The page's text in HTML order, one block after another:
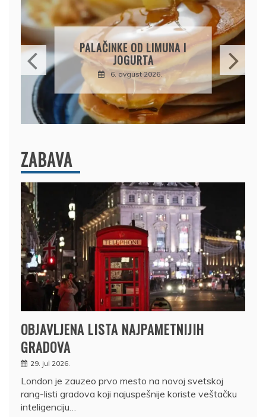
PALAČINKE OD LIMUNA I
JOGURTA
6. avgust 2026.
ZABAVA
OBJAVLJENA LISTA NAJPAMETNIJIH
GRADOVA
29. jul 2026.
London je zauzeo prvo mesto na novoj svetskoj
rang-listi gradova koji najuspešnije koriste veštačku
inteligenciju…